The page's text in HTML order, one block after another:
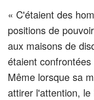
« C'étaient des
positions de
aux maisons de
étaient
Même lorsque sa
attirer l'attention,